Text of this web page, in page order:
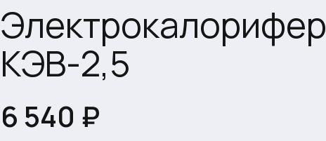
Электрокалорифер
КЭВ-2,5
6 540 ₽